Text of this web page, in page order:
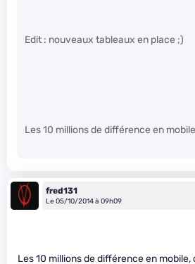
Edit : nouveaux tableaux en place ;)
Les 10 millions de différence en
fred131
Le 05/10/2014 à 09h09
Les 10 millions de différence en mobile,